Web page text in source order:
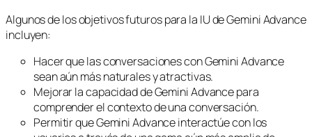
Algunos de los objetivos futuros para la IU de Gemini Advance
incluyen:
Hacer que las conversaciones con Gemini Advance
sean aún más naturales y atractivas.
Mejorar la capacidad de Gemini Advance para
comprender el contexto de una conversación.
Permitir que Gemini Advance interactúe con los